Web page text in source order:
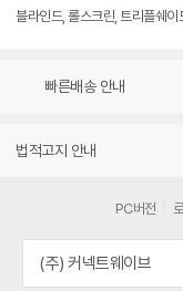
블라인드, 롤스크린, 트리플쉐
빠른배송 안내
법적고지 안내
PC버전
(주) 커넥트웨이브